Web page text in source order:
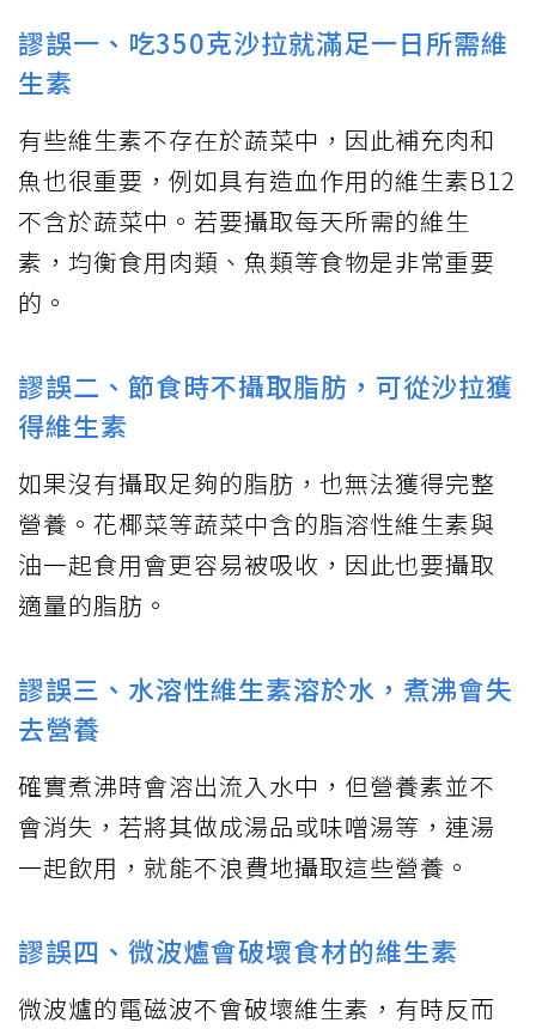
謬誤一、吃350克沙拉就滿足一日所需維
生素
有些維生素不存在於蔬菜中，因此補充肉和
魚也很重要，例如具有造血作用的維生素B12
不含於蔬菜中。若要攝取每天所需的維生
素，均衡食用肉類、魚類等食物是非常重要
的。
謬誤二、節食時不攝取脂肪，可從沙拉獲
得維生素
如果沒有攝取足夠的脂肪，也無法獲得完整
營養。花椰菜等蔬菜中含的脂溶性維生素與
油一起食用會更容易被吸收，因此也要攝取
適量的脂肪。
謬誤三、水溶性維生素溶於水，煮沸會失
去營養
確實煮沸時會溶出流入水中，但營養素並不
會消失，若將其做成湯品或味噌湯等，連湯
一起飲用，就能不浪費地攝取這些營養。
謬誤四、微波爐會破壞食材的維生素
微波爐的電磁波不會破壞維生素，有時反而